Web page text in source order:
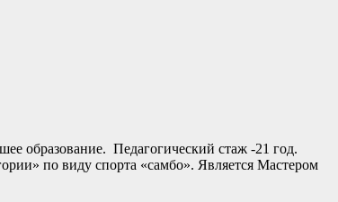
образование. Педагогический стаж -21 год.
по виду спорта «самбо». Является Мастером